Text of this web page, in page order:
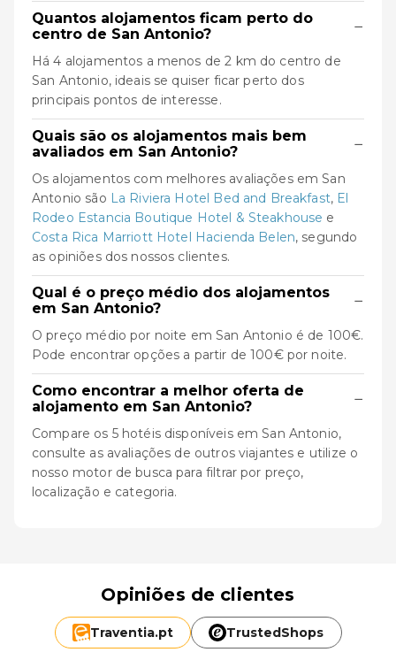
Quantos alojamentos ficam perto do
centro de San Antonio?
−
Há 4 alojamentos a menos de 2 km do centro de
San Antonio, ideais se quiser ficar perto dos
principais pontos de interesse.
Quais são os alojamentos mais bem
avaliados em San Antonio?
−
Os alojamentos com melhores avaliações em San
Antonio são La Riviera Hotel Bed and Breakfast, El
Rodeo Estancia Boutique Hotel & Steakhouse e
Costa Rica Marriott Hotel Hacienda Belen, segundo
as opiniões dos nossos clientes.
Qual é o preço médio dos alojamentos
em San Antonio?
−
O preço médio por noite em San Antonio é de 100€.
Pode encontrar opções a partir de 100€ por noite.
Como encontrar a melhor oferta de
alojamento em San Antonio?
−
Compare os 5 hotéis disponíveis em San Antonio,
consulte as avaliações de outros viajantes e utilize o
nosso motor de busca para filtrar por preço,
localização e categoria.
Opiniões de clientes
Traventia.pt TrustedShops